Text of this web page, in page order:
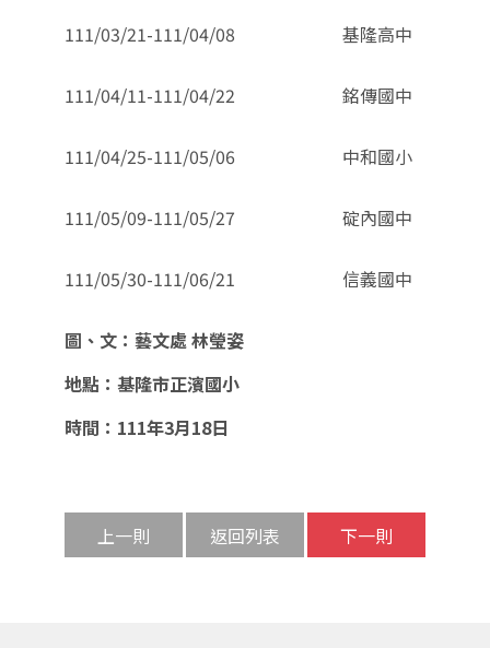
111/03/21-111/04/08 基隆高中
111/04/11-111/04/22 銘傳國中
111/04/25-111/05/06 中和國小
111/05/09-111/05/27 碇內國中
111/05/30-111/06/21 信義國中
圖、文：藝文處 林瑩姿
地點：基隆市正濱國小
時間：111年3月18日
上一則 返回列表 下一則